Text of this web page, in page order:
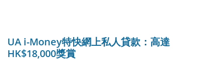
UA i-Money特快網上私人貸款：高達
HK$18,000獎賞